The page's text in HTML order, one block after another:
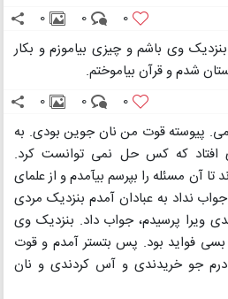
0
0
0
وی باشم و چیزی بیاموزم و بکار
شدم و قرآن بیاموختم.
0
0
0
پیوسته قوت من نان جوین بودی. به
افتاد که کس حل نمی توانست کرد.
تا آن مسئله را بپرسم بیآمدم و از علمای
نداد به عبادان آمدم بنزدیک مردی
ویرا پرسیدم، جواب داد. بنزدیک وی
فواید بود. پس بتستر آمدم و قوت
جو خریدندی و آس کردندی و نان